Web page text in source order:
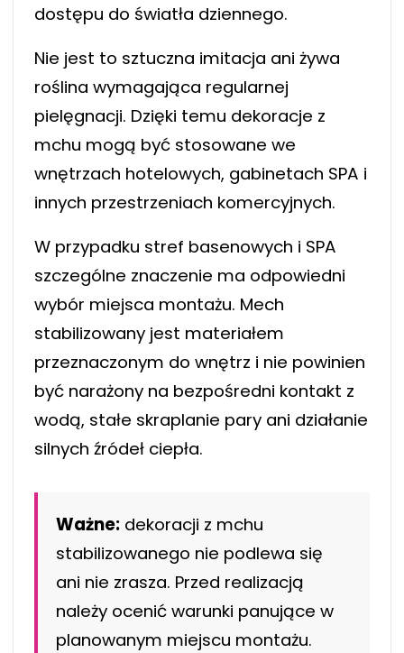
dostępu do światła dziennego.
Nie jest to sztuczna imitacja ani żywa
roślina wymagająca regularnej
pielęgnacji. Dzięki temu dekoracje z
mchu mogą być stosowane we
wnętrzach hotelowych, gabinetach SPA i
innych przestrzeniach komercyjnych.
W przypadku stref basenowych i SPA
szczególne znaczenie ma odpowiedni
wybór miejsca montażu. Mech
stabilizowany jest materiałem
przeznaczonym do wnętrz i nie powinien
być narażony na bezpośredni kontakt z
wodą, stałe skraplanie pary ani działanie
silnych źródeł ciepła.
Ważne: dekoracji z mchu
stabilizowanego nie podlewa się
ani nie zrasza. Przed realizacją
należy ocenić warunki panujące w
planowanym miejscu montażu.